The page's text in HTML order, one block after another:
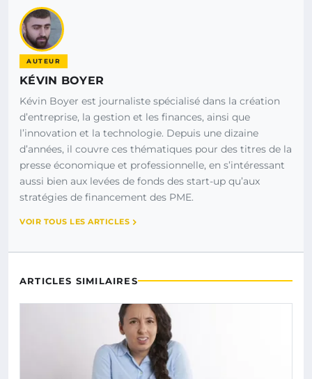
AUTEUR
KÉVIN BOYER
Kévin Boyer est journaliste spécialisé dans la création
d’entreprise, la gestion et les finances, ainsi que
l’innovation et la technologie. Depuis une dizaine
d’années, il couvre ces thématiques pour des titres de la
presse économique et professionnelle, en s’intéressant
aussi bien aux levées de fonds des start-up qu’aux
stratégies de financement des PME.
VOIR TOUS LES ARTICLES
ARTICLES SIMILAIRES